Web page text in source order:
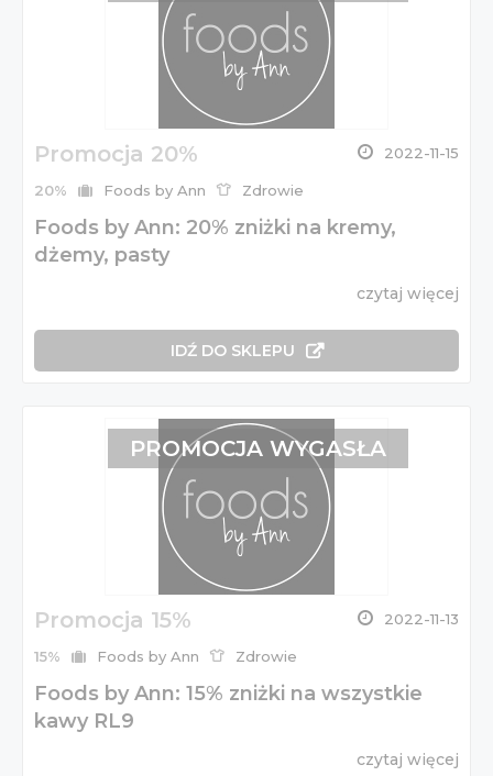
Promocja 20% 2022-11-15
20% Foods by Ann Zdrowie
Foods by Ann: 20% zniżki na kremy,
dżemy, pasty
czytaj więcej
IDŹ DO SKLEPU
Promocja 15% 2022-11-13
15% Foods by Ann Zdrowie
Foods by Ann: 15% zniżki na wszystkie
kawy RL9
czytaj więcej
PROMOCJA WYGASŁA